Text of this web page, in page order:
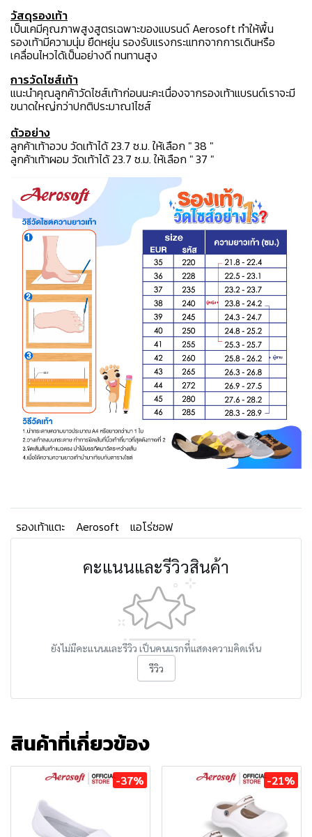
วัสดุรองเท้า
เป็นเคมีคุณภาพสูงสูตรเฉพาะของแบรนด์ Aerosoft ทำให้พื้น
รองเท้ามีความนุ่ม ยืดหยุ่น รองรับแรงกระแทกจากการเดินหรือ
เคลื่อนไหวได้เป็นอย่างดี ทนทานสูง
การวัดไซส์เท้า
แนะนำคุณลูกค้าวัดไซส์เท้าก่อนนะคะเนื่องจากรองเท้าแบรนด์เราจะมี
ขนาดใหญ่กว่าปกติประมาณ1ไซส์
ตัวอย่าง
ลูกค้าเท้าอวบ วัดเท้าได้ 23.7 ซ.ม. ให้เลือก " 38 "
ลูกค้าเท้าผอม วัดเท้าได้ 23.7 ซ.ม. ให้เลือก " 37 "
รองเท้าแตะ Aerosoft แอโร่ซอฟ
คะแนนและรีวิวสินค้า
ยังไม่มีคะแนนและรีวิว เป็นคนแรกที่แสดงความคิดเห็น
รีวิว
สินค้าที่เกี่ยวข้อง
-37% -21%